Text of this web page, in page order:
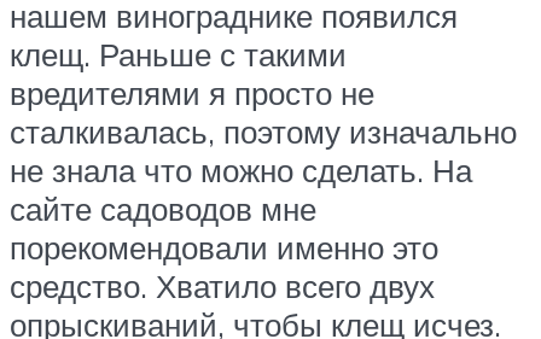
нашем винограднике появился
клещ. Раньше с такими
вредителями я просто не
сталкивалась, поэтому изначально
не знала что можно сделать. На
сайте садоводов мне
порекомендовали именно это
средство. Хватило всего двух
опрыскиваний, чтобы клещ исчез.